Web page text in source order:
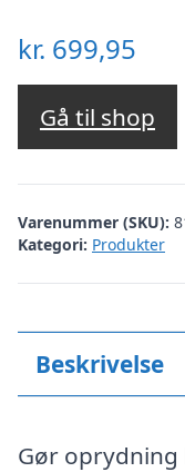
kr. 699,95
Gå til shop
Varenummer (SKU):
Kategori: Produkter
Beskrivelse
Gør oprydning